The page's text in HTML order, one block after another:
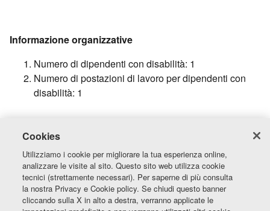
Informazione organizzative
Numero di dipendenti con disabilità: 1
Numero di postazioni di lavoro per dipendenti con
disabilità: 1
Cookies
Utilizziamo i cookie per migliorare la tua esperienza online,
analizzare le visite al sito. Questo sito web utilizza cookie
tecnici (strettamente necessari). Per saperne di più consulta
la nostra Privacy e Cookie policy. Se chiudi questo banner
cliccando sulla X in alto a destra, verranno applicate le